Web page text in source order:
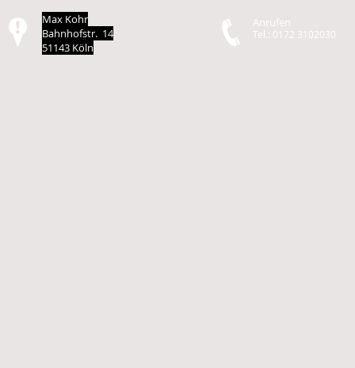
Max Kohr
Bahnhofstr. 14
51143 Köln
Anrufen
Tel.: 0172 3102030